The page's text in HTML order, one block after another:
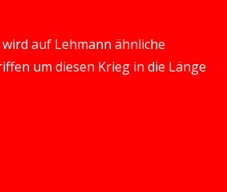
wird auf Lehmann ähnliche
um diesen Krieg in die Länge